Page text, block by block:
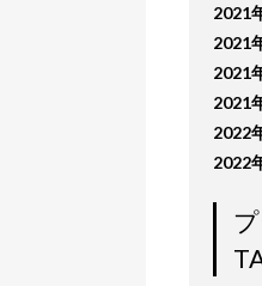
2021
2021
2021
2021
2022
2022